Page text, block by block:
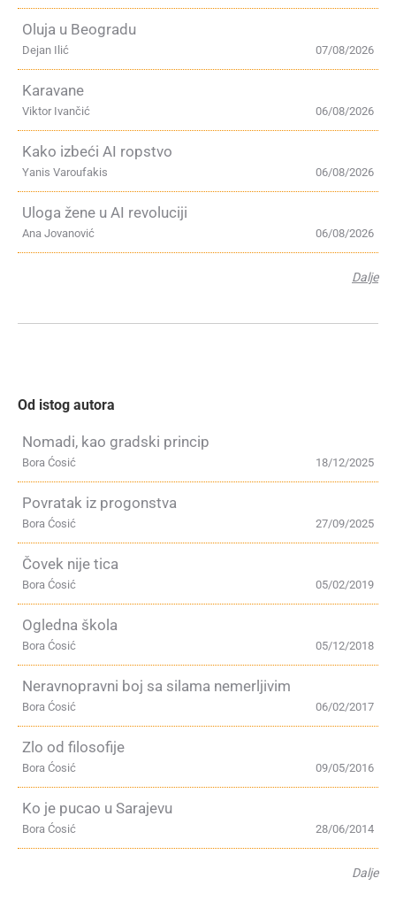
Oluja u Beogradu
07/08/2026
Dejan Ilić
Karavane
06/08/2026
Viktor Ivančić
Kako izbeći AI ropstvo
06/08/2026
Yanis Varoufakis
Uloga žene u AI revoluciji
06/08/2026
Ana Jovanović
Dalje
Od istog autora
Nomadi, kao gradski princip
18/12/2025
Bora Ćosić
Povratak iz progonstva
27/09/2025
Bora Ćosić
Čovek nije tica
05/02/2019
Bora Ćosić
Ogledna škola
05/12/2018
Bora Ćosić
Neravnopravni boj sa silama nemerljivim
06/02/2017
Bora Ćosić
Zlo od filosofije
09/05/2016
Bora Ćosić
Ko je pucao u Sarajevu
28/06/2014
Bora Ćosić
Dalje